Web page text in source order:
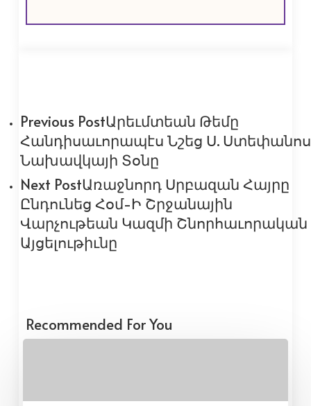
Previous PostԱրեւմտեան Թեմը
Հանդիսաւորապէս Նշեց Ս. Ստեփանոս
Նախավկայի Տօնը
Next PostԱռաջնորդ Սրբազան Հայրը
Ընդունեց Հօմ-Ի Շրջանային
Վարչութեան Կազմի Շնորհաւորական
Այցելութիւնը
Recommended For You